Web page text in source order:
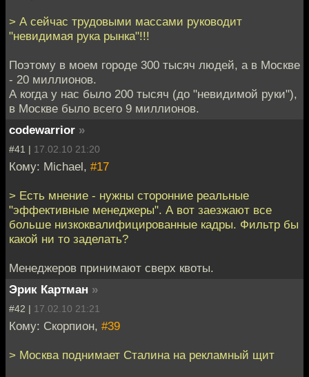
> А сейчас трудовыми массами руководит
"невидимая рука рынка"!!!
Поэтому в моем городе 300 тысяч людей, а в Москве
- 20 миллионов.
А когда у нас было 200 тысяч (до "невидимой руки"),
в Москве было всего 9 миллионов.
codewarrior »
#41 | 17.02.10 21:20
Кому: Мichael, #17
> Есть мнение - нужны сторонние реальные
"эффективные менеджеры". А вот заезжают все
больше низкоквалифицированные кадры. Фильтр бы
какой ни то заделать?
Менеджеров принимают сверх квоты.
Эрик Картман »
#42 | 17.02.10 21:21
Кому: Скорпион, #39
> Москва поднимает Сталина на рекламный щит